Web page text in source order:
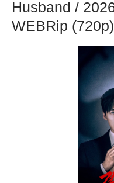
Husband /
WEBRip (720p)